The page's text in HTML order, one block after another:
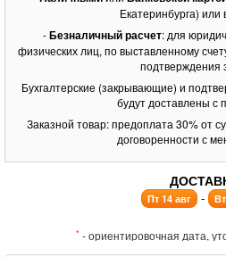
Екатеринбурга) или
-Безналичный расчет: для
физических лиц, по выставленному
подтверждения
Бухгалтерские (закрывающие) и
будут доставлены с
Заказной товар: предоплата 30% от
договоренности с
Пт 14 авг -
* - ориентировочная дата,